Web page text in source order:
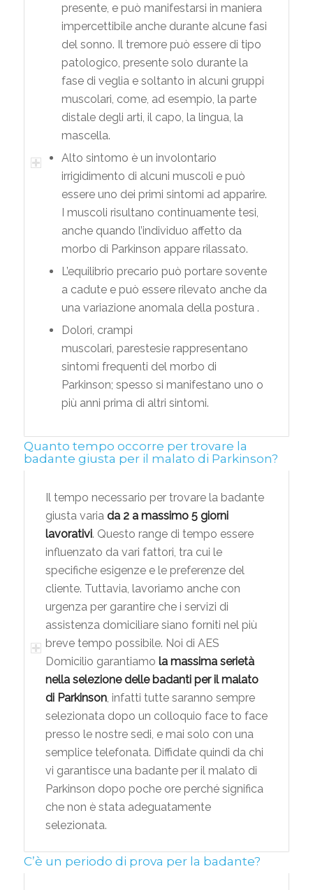
presente, e può manifestarsi in maniera
impercettibile anche durante alcune fasi
del sonno. Il tremore può essere di tipo
patologico, presente solo durante la
fase di veglia e soltanto in alcuni gruppi
muscolari, come, ad esempio, la parte
distale degli arti, il capo, la lingua, la
mascella.
Alto sintomo è un involontario
irrigidimento di alcuni muscoli e può
essere uno dei primi sintomi ad apparire.
I muscoli risultano continuamente tesi,
anche quando l’individuo affetto da
morbo di Parkinson appare rilassato.
L’equilibrio precario può portare sovente
a cadute e può essere rilevato anche da
una variazione anomala della postura .
Dolori, crampi
muscolari, parestesie rappresentano
sintomi frequenti del morbo di
Parkinson; spesso si manifestano uno o
più anni prima di altri sintomi.
Quanto tempo occorre per trovare la
badante giusta per il malato di Parkinson?
Il tempo necessario per trovare la badante
giusta varia da 2 a massimo 5 giorni
lavorativi. Questo range di tempo essere
influenzato da vari fattori, tra cui le
specifiche esigenze e le preferenze del
cliente. Tuttavia, lavoriamo anche con
urgenza per garantire che i servizi di
assistenza domiciliare siano forniti nel più
breve tempo possibile. Noi di AES
Domicilio garantiamo la massima serietà
nella selezione delle badanti per il malato
di Parkinson, infatti tutte saranno sempre
selezionata dopo un colloquio face to face
presso le nostre sedi, e mai solo con una
semplice telefonata. Diffidate quindi da chi
vi garantisce una badante per il malato di
Parkinson dopo poche ore perché significa
che non è stata adeguatamente
selezionata.
C’è un periodo di prova per la badante?